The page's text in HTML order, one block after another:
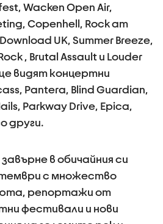
Wacken Open Air,
Copenhell, Rock am
UK, Summer Breeze,
, Brutal Assault и Louder
видят концертни
Pantera, Blind Guardian,
Parkway Drive, Epica,
други.
в обичайния си
с множество
репортажи от
фестивали и нови